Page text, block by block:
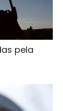
pela